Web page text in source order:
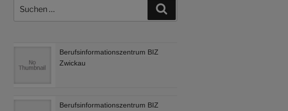
nach:
Berufsinformationszentrum BIZ
Zwickau
Berufsinformationszentrum BIZ